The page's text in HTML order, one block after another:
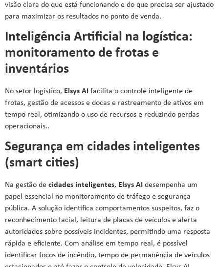
visão clara do que está funcionando e do que precisa ser ajustado
para maximizar os resultados no ponto de venda.
Inteligência Artificial na logística:
monitoramento de frotas e
inventários
No setor logístico, Elsys AI facilita o controle inteligente de
frotas, gestão de acessos e docas e rastreamento de ativos em
tempo real, otimizando o uso de recursos e reduzindo perdas
operacionais..
Segurança em cidades inteligentes
(smart cities)
Na gestão de cidades inteligentes, Elsys AI desempenha um
papel essencial no monitoramento de tráfego e segurança
pública. A solução identifica comportamentos suspeitos, faz o
reconhecimento facial, leitura de placas de veículos e alerta
autoridades sobre possíveis incidentes, permitindo uma resposta
rápida e eficiente. Com análise em tempo real, é possível
identificar focos de incêndio, tempo de permanência de veículos